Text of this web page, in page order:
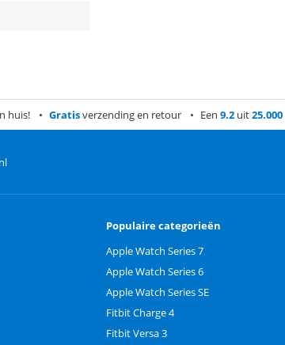
huis! Gratisverzending en retour Een 9.2 uit25.000
Populaire categorieën
Apple Watch Series 7
Apple Watch Series 6
Apple Watch Series SE
Fitbit Charge 4
Fitbit Versa 3